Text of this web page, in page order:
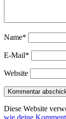
Name*
E-Mail*
Website
Diese Website